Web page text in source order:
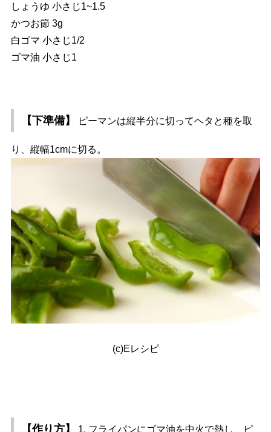
しょうゆ 小さじ1~1.5
かつお節 3g
白ゴマ 小さじ1/2
ゴマ油 小さじ1
【下準備】 ピーマンは縦半分に切ってヘタと種を取
り、縦幅1cmに切る。
(c)Eレシピ
【作り方】 1. フライパンにゴマ油を中火で熱し、ピ